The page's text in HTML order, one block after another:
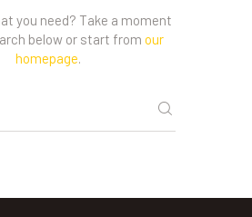
you need? Take a moment
below or start from our
homepage.